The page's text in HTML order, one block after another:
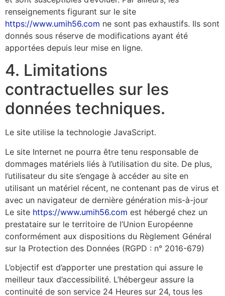
renseignements figurant sur le site
https://www.umih56.com ne sont pas exhaustifs. Ils sont
donnés sous réserve de modifications ayant été
apportées depuis leur mise en ligne.
4. Limitations
contractuelles sur les
données techniques.
Le site utilise la technologie JavaScript.
Le site Internet ne pourra être tenu responsable de
dommages matériels liés à l’utilisation du site. De plus,
l’utilisateur du site s’engage à accéder au site en
utilisant un matériel récent, ne contenant pas de virus et
avec un navigateur de dernière génération mis-à-jour
Le site https://www.umih56.com est hébergé chez un
prestataire sur le territoire de l’Union Européenne
conformément aux dispositions du Règlement Général
sur la Protection des Données (RGPD : n° 2016-679)
L’objectif est d’apporter une prestation qui assure le
meilleur taux d’accessibilité. L’hébergeur assure la
continuité de son service 24 Heures sur 24, tous les